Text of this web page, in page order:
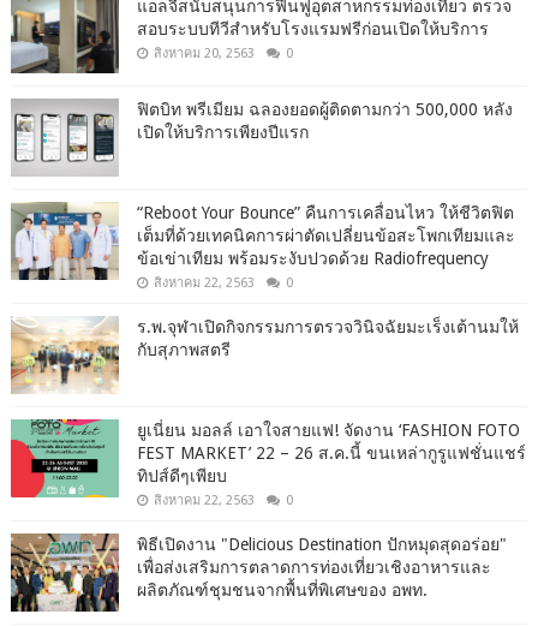
แอลจีสนับสนุนการฟื้นฟูอุตสาหกรรมท่องเที่ยว ตรวจ
สอบระบบทีวีสำหรับโรงแรมฟรีก่อนเปิดให้บริการ
สิงหาคม 20, 2563 0
ฟิตบิท พรีเมียม ฉลองยอดผู้ติดตามกว่า 500,000 หลัง
เปิดให้บริการเพียงปีแรก
“Reboot Your Bounce” คืนการเคลื่อนไหว ให้ชีวิตฟิต
เต็มที่ด้วยเทคนิคการผ่าตัดเปลี่ยนข้อสะโพกเทียมและ
ข้อเข่าเทียม พร้อมระงับปวดด้วย Radiofrequency
สิงหาคม 22, 2563 0
ร.พ.จุฬาเปิดกิจกรรมการตรวจวินิจฉัยมะเร็งเต้านมให้
กับสุภาพสตรี
ยูเนี่ยน มอลล์ เอาใจสายแฟ! จัดงาน ‘FASHION FOTO
FEST MARKET’ 22 – 26 ส.ค.นี้ ขนเหล่ากูรูแฟชั่นแชร์
ทิปส์ดีๆเพียบ
สิงหาคม 22, 2563 0
พิธีเปิดงาน "Delicious Destination ปักหมุดสุดอร่อย"
เพื่อส่งเสริมการตลาดการท่องเที่ยวเชิงอาหารและ
ผลิตภัณฑ์ชุมชนจากพื้นที่พิเศษของ อพท.